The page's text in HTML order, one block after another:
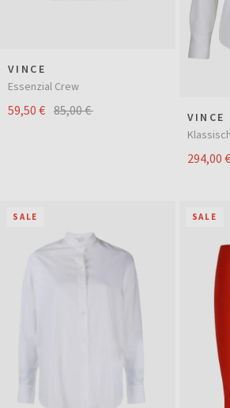
VINCE
Essenzial Crew
59,50 € 85,00 €
VINCE
294,00 €
SALE SALE